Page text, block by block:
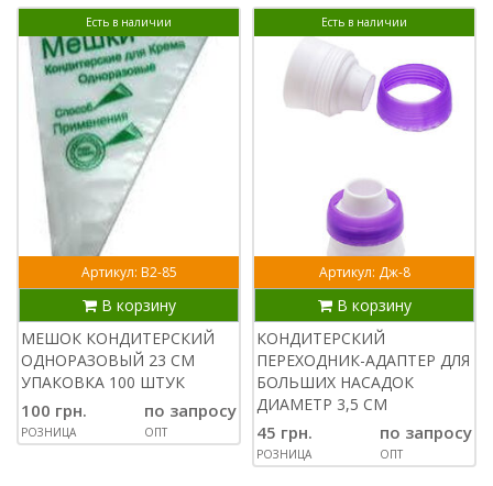
Есть в наличии
Артикул: В2-85
В корзину
МЕШОК КОНДИТЕРСКИЙ
ОДНОРАЗОВЫЙ 23 СМ
УПАКОВКА 100 ШТУК
100 грн.
РОЗНИЦА
по запросу
ОПТ
Есть в наличии
Артикул: Дж-8
В корзину
КОНДИТЕРСКИЙ
ПЕРЕХОДНИК-АДАПТЕР ДЛЯ
БОЛЬШИХ НАСАДОК
ДИАМЕТР 3,5 СМ
45 грн.
РОЗНИЦА
по запросу
ОПТ